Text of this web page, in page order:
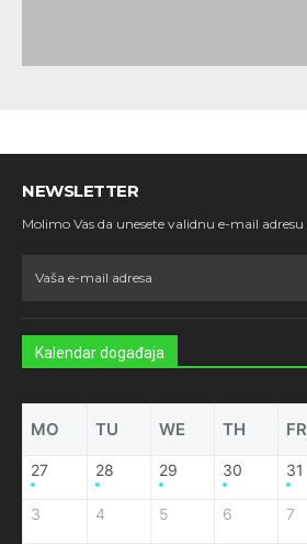
NEWSLETTER
Molimo Vas da unesete validnu e-mail adresu
Kalendar događaja
MO TU WE TH FR
27 28 29 30 31
3 4 5 6 7